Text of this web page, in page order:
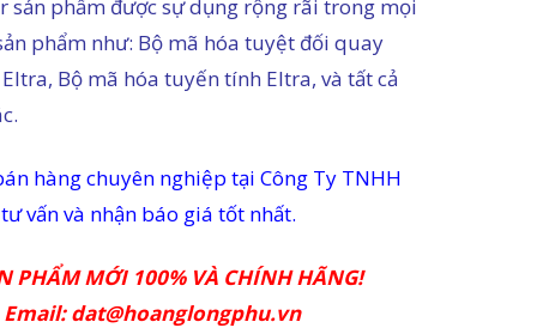
sản phẩm được sự dụng rộng rãi trong mọi
phẩm như: Bộ mã hóa tuyệt đối quay
Bộ mã hóa tuyến tính Eltra, và tất cả
hàng chuyên nghiệp tại Công Ty TNHH
vấn và nhận báo giá tốt nhất.
PHẨM MỚI 100% VÀ CHÍNH HÃNG!
Email: dat@hoanglongphu.vn